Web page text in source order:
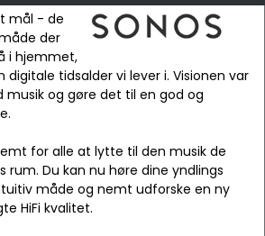
mål - de
der
i hjemmet,
digitale tidsalder vi lever i. Visionen var
og gøre det til en god og
for alle at lytte til den musik de
rum. Du kan nu høre dine yndlings
måde og nemt udforske en ny
HiFi kvalitet.